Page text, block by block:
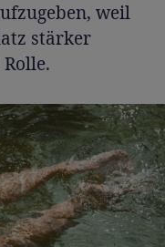
weil
stärker